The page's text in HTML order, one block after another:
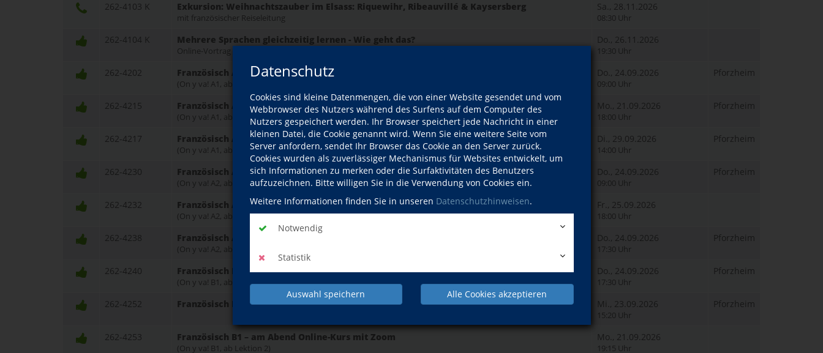
Datenschutz
Cookies sind kleine Datenmengen, die von einer Website gesendet und vom
Webbrowser des Nutzers während des Surfens auf dem Computer des
Nutzers gespeichert werden. Ihr Browser speichert jede Nachricht in einer
kleinen Datei, die Cookie genannt wird. Wenn Sie eine weitere Seite vom
Server anfordern, sendet Ihr Browser das Cookie an den Server zurück.
Cookies wurden als zuverlässiger Mechanismus für Websites entwickelt, um
sich Informationen zu merken oder die Surfaktivitäten des Benutzers
aufzuzeichnen. Bitte willigen Sie in die Verwendung von Cookies ein.
Weitere Informationen finden Sie in unseren Datenschutzhinweisen.
Notwendig
Statistik
Auswahl speichern Alle Cookies akzeptieren
262-4103 K Exkursion: Weihnachtszauber im Elsass: Riquewihr, Ribeauvillé & Kaysersberg
mit französischer Reiseleitung
Sa., 28.11.2026
08:30 Uhr
262-4104 K Mehrere Sprachen gleichzeitig lernen - Wie geht das?
Online-Vortrag mit zoom
Do., 26.11.2026
19:30 Uhr
262-4202 Französisch A1 – am Vormittag
(On y va! A1, ab Lektion 5)
Do., 24.09.2026
09:00 Uhr
Pforzheim
262-4215 Französisch A1 – am Abend
(On y va! A1, ab Lektion 8)
Mo., 21.09.2026
18:00 Uhr
Pforzheim
262-4217 Französisch A1 – am Nachmittag
(On y va! A1, ab Lektion 9)
Di., 29.09.2026
14:00 Uhr
Pforzheim
262-4230 Französisch A2 – am Vormittag
(On y va! A2, ab Lektion 3)
Do., 24.09.2026
09:00 Uhr
Pforzheim
262-4232 Französisch A2 – Online-Kurs mit Zoom
(On y va! A2, ab Lektion 8)
Fr., 25.09.2026
18:00 Uhr
262-4238 Französisch A2 – am Abend
(On y va! A2, ab Lektion 2)
Do., 24.09.2026
17:30 Uhr
Pforzheim
262-4240 Französisch B1 – am Abend
(On y va! B1, ab Lektion 1)
Do., 24.09.2026
17:30 Uhr
Pforzheim
262-4252 Französisch B1 – Auffrischungskurs Mi., 23.09.2026
15:20 Uhr
Pforzheim
262-4253 Französisch B1 – am Abend Online-Kurs mit Zoom
(On y va! B1, ab Lektion 2)
Mo., 21.09.2026
19:15 Uhr